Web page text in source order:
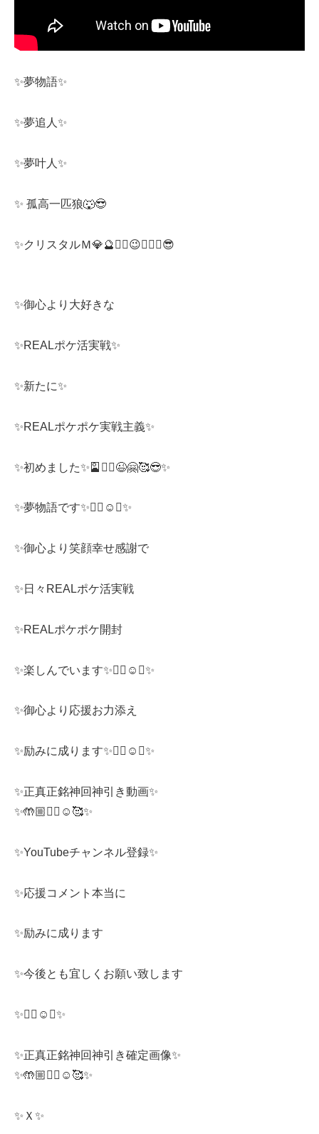
✨夢物語✨
✨夢追人✨
✨夢叶人✨
✨​⁠ ​孤高一匹狼🐺😎
✨クリスタルＭ💎🔮​⁠❤️‍🔥😉🤗🥰🐺😎​⁠ ​⁠ ​⁠ ​⁠ ​⁠ ​⁠ ​⁠ ​⁠ ​⁠ ​⁠ ​⁠​⁠​⁠ ​⁠ ​⁠ ​⁠ ​⁠ ​⁠ ​⁠ ​⁠ ​⁠ ​⁠ ​⁠ ​⁠ ​⁠ ​⁠ ​⁠ ​⁠ ​⁠ ​⁠ ​⁠ ​⁠ ​⁠ ​⁠ ​⁠ ​⁠ ​⁠ ​⁠ ​⁠ ​⁠ ​⁠ ​⁠ ​⁠ ​⁠ ​⁠​⁠ ​⁠ ​⁠ ​⁠
✨御心より大好きな
✨REALポケ活実戦✨
✨新たに✨
✨REALポケポケ実戦主義✨
✨初めました✨🎴❤️‍🔥😉🤗🥰😎✨
✨夢物語です✨❤️‍🔥☺️🥰✨
✨御心より笑顔幸せ感謝で
✨日々REALポケ活実戦
✨REALポケポケ開封
✨楽しんでいます✨❤️‍🔥☺️🥰✨
✨御心より応援お力添え
✨励みに成ります✨❤️‍🔥☺️🥰✨
✨正真正銘神回神引き動画✨
✨🤲🏼❤️‍🔥☺️🥰✨
✨YouTubeチャンネル登録✨
✨応援コメント本当に
✨励みに成ります
✨今後とも宜しくお願い致します
✨❤️‍🔥☺️🥰✨
✨正真正銘神回神引き確定画像✨
✨🤲🏼❤️‍🔥☺️🥰✨
✨Ｘ✨